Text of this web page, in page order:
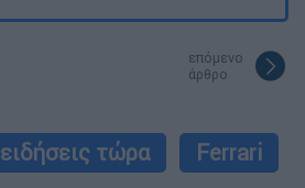
επόμενο
άρθρο
ειδήσεις τώρα
Ferrari